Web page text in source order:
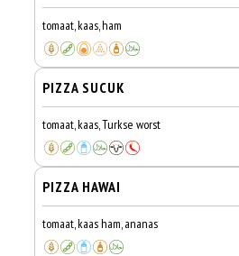
tomaat, kaas, ham
PIZZA SUCUK
tomaat, kaas, Turkse worst
PIZZA HAWAI
tomaat, kaas ham, ananas